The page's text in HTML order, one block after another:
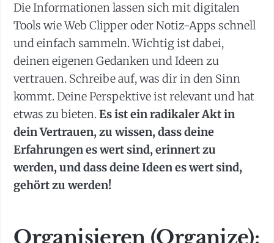
Die Informationen lassen sich mit digitalen
Tools wie Web Clipper oder Notiz-Apps schnell
und einfach sammeln. Wichtig ist dabei,
deinen eigenen Gedanken und Ideen zu
vertrauen. Schreibe auf, was dir in den Sinn
kommt. Deine Perspektive ist relevant und hat
etwas zu bieten.Es ist ein radikaler Akt in
dein Vertrauen, zu wissen, dass deine
Erfahrungen es wert sind, erinnert zu
werden, und dass deine Ideen es wert sind,
gehört zu werden!
Organisieren (Organize):